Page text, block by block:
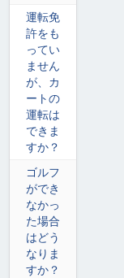
運転免
許をも
ってい
ません
が、カ
ートの
運転は
できま
すか？
ゴルフ
ができ
なかっ
た場合
はどう
なりま
すか？